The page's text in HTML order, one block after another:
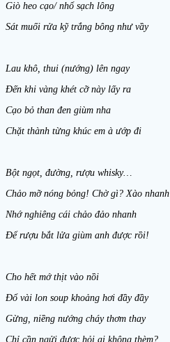
Giò heo cạo/ nhổ sạch lông
Sát muối rửa kỹ trắng bông như vầy
Lau khô, thui (nướng) lên ngay
Đến khi vàng khét cỡ này lấy ra
Cạo bỏ than đen giùm nha
Chặt thành từng khúc em à ướp đi
Bột ngọt, đường, rượu whisky…
Chảo mỡ nóng bỏng! Chờ gì? Xào nhanh
Nhớ nghiêng cái chảo đảo nhanh
Để rượu bắt lửa giùm anh được rồi!
Cho hết mớ thịt vào nồi
Đổ vài lon soup khoảng hơi đầy đầy
Gừng, niềng nướng cháy thơm thay
Chỉ cần ngửi được hỏi ai không thèm?